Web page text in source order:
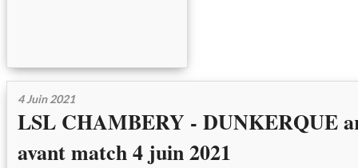
4 Juin 2021
LSL CHAMBERY - DUNKERQUE
avant match 4 juin 2021